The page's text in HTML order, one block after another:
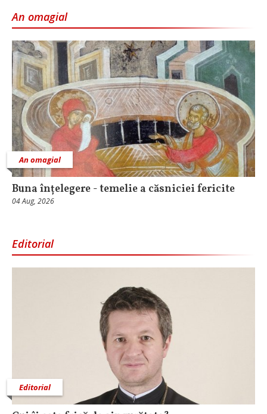
An omagial
An omagial
Buna înțelegere - temelie a căsniciei fericite
04 Aug, 2026
Editorial
Editorial